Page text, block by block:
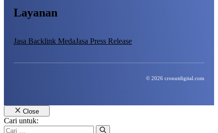
Layanan
Jasa Backlink MedaJasa Press Release
© 2026 cronutdigital.com
Close
Cari untuk: